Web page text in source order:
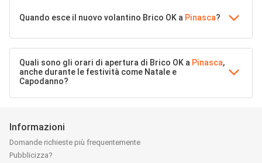
Quando esce il nuovo volantino Brico OK a Pinasca?
Quali sono gli orari di apertura di Brico OK a Pinasca,
anche durante le festività come Natale e
Capodanno?
Informazioni
Domande richieste più frequentemente
Pubblicizza?